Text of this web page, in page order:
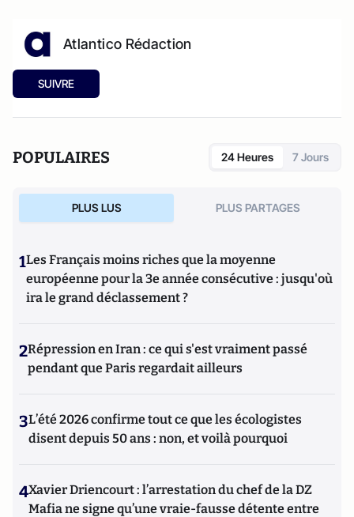
Atlantico Rédaction
SUIVRE
POPULAIRES 24 Heures 7 Jours
PLUS LUS PLUS PARTAGES
1Les Français moins riches que la moyenne
européenne pour la 3e année consécutive : jusqu'où
ira le grand déclassement ?
2Répression en Iran : ce qui s'est vraiment passé
pendant que Paris regardait ailleurs
3L’été 2026 confirme tout ce que les écologistes
disent depuis 50 ans : non, et voilà pourquoi
4Xavier Driencourt : l’arrestation du chef de la DZ
Mafia ne signe qu’une vraie-fausse détente entre